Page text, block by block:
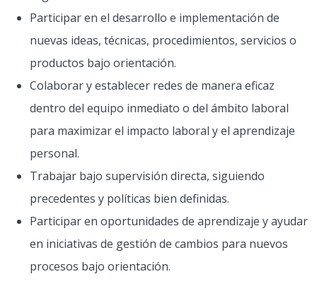
Participar en el desarrollo e implementación de
nuevas ideas, técnicas, procedimientos, servicios o
productos bajo orientación.
Colaborar y establecer redes de manera eficaz
dentro del equipo inmediato o del ámbito laboral
para maximizar el impacto laboral y el aprendizaje
personal.
Trabajar bajo supervisión directa, siguiendo
precedentes y políticas bien definidas.
Participar en oportunidades de aprendizaje y ayudar
en iniciativas de gestión de cambios para nuevos
procesos bajo orientación.